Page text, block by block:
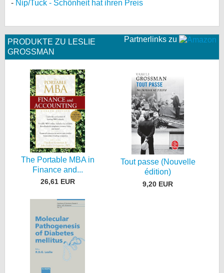
Nip/Tuck - Schönheit hat ihren Preis
Partnerlinks zu
PRODUKTE ZU LESLIE
GROSSMAN
The Portable MBA in
Finance and...
26,61 EUR
Tout passe (Nouvelle
édition)
9,20 EUR